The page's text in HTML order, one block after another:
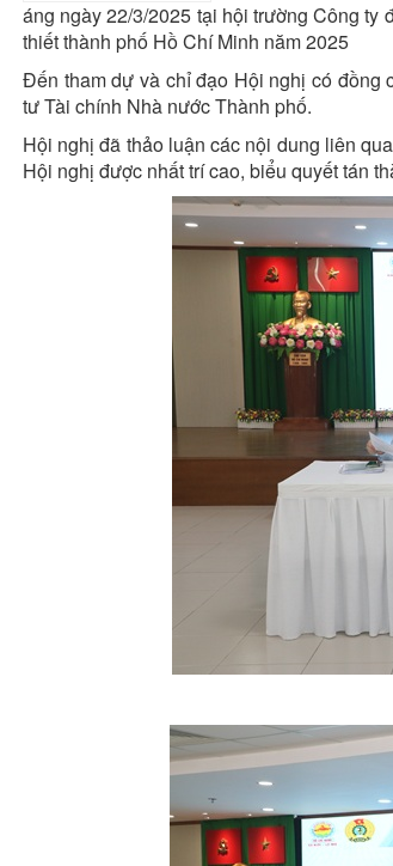
áng ngày 22/3/2025 tại hội trường Công
thiết thành phố Hồ Chí Minh năm 2025
Đến tham dự và chỉ đạo Hội nghị có đồng
tư Tài chính Nhà nước Thành phố.
Hội nghị đã thảo luận các nội dung liên
Hội nghị được nhất trí cao, biểu quyết tán